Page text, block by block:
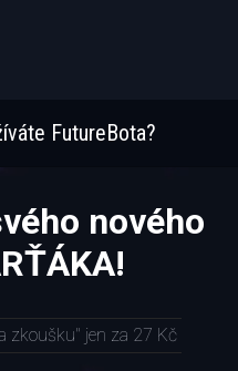
FutureBota?
nového
zkoušku" jen za 27 Kč